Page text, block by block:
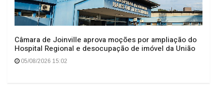
Câmara de Joinville aprova moções por ampliação do
Hospital Regional e desocupação de imóvel da União
05/08/2026 15:02